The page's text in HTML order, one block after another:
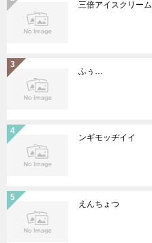
三倍アイスクリーム
ふぅ…
ンギモッヂイイ
えんちょつ